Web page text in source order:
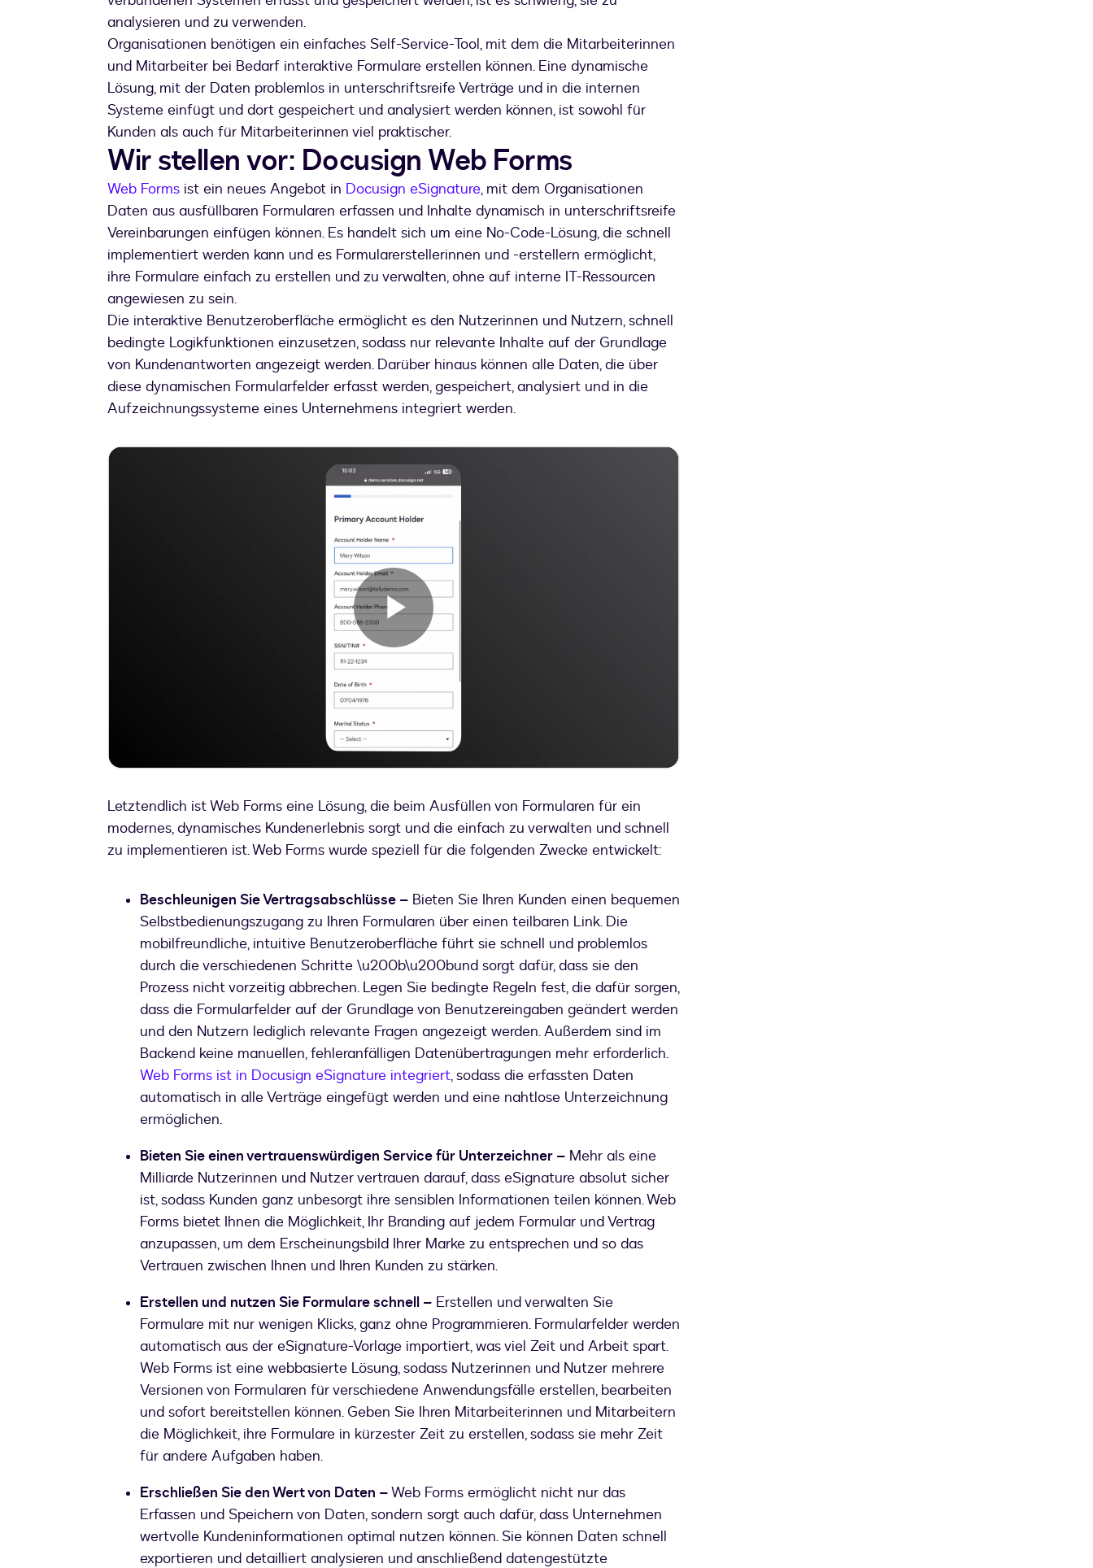
analysieren und zu verwenden.
Organisationen benötigen ein einfaches Self-Service-Tool, mit dem die Mitarbeiterinnen
und Mitarbeiter bei Bedarf interaktive Formulare erstellen können. Eine dynamische
Lösung, mit der Daten problemlos in unterschriftsreife Verträge und in die internen
Systeme einfügt und dort gespeichert und analysiert werden können, ist sowohl für
Kunden als auch für Mitarbeiterinnen viel praktischer.
Wir stellen vor: Docusign Web Forms
Web Forms ist ein neues Angebot in Docusign eSignature, mit dem Organisationen
Daten aus ausfüllbaren Formularen erfassen und Inhalte dynamisch in unterschriftsreife
Vereinbarungen einfügen können. Es handelt sich um eine No-Code-Lösung, die schnell
implementiert werden kann und es Formularerstellerinnen und -erstellern ermöglicht,
ihre Formulare einfach zu erstellen und zu verwalten, ohne auf interne IT-Ressourcen
angewiesen zu sein.
Die interaktive Benutzeroberfläche ermöglicht es den Nutzerinnen und Nutzern, schnell
bedingte Logikfunktionen einzusetzen, sodass nur relevante Inhalte auf der Grundlage
von Kundenantworten angezeigt werden. Darüber hinaus können alle Daten, die über
diese dynamischen Formularfelder erfasst werden, gespeichert, analysiert und in die
Aufzeichnungssysteme eines Unternehmens integriert werden.
Play
Video
Letztendlich ist Web Forms eine Lösung, die beim Ausfüllen von Formularen für ein
modernes, dynamisches Kundenerlebnis sorgt und die einfach zu verwalten und schnell
zu implementieren ist. Web Forms wurde speziell für die folgenden Zwecke entwickelt:
Beschleunigen Sie Vertragsabschlüsse – Bieten Sie Ihren Kunden einen bequemen
Selbstbedienungszugang zu Ihren Formularen über einen teilbaren Link. Die
mobilfreundliche, intuitive Benutzeroberfläche führt sie schnell und problemlos
durch die verschiedenen Schritte \u200b\u200bund sorgt dafür, dass sie den
Prozess nicht vorzeitig abbrechen. Legen Sie bedingte Regeln fest, die dafür sorgen,
dass die Formularfelder auf der Grundlage von Benutzereingaben geändert werden
und den Nutzern lediglich relevante Fragen angezeigt werden. Außerdem sind im
Backend keine manuellen, fehleranfälligen Datenübertragungen mehr erforderlich.
Web Forms ist in Docusign eSignature integriert, sodass die erfassten Daten
automatisch in alle Verträge eingefügt werden und eine nahtlose Unterzeichnung
ermöglichen.
Bieten Sie einen vertrauenswürdigen Service für Unterzeichner – Mehr als eine
Milliarde Nutzerinnen und Nutzer vertrauen darauf, dass eSignature absolut sicher
ist, sodass Kunden ganz unbesorgt ihre sensiblen Informationen teilen können. Web
Forms bietet Ihnen die Möglichkeit, Ihr Branding auf jedem Formular und Vertrag
anzupassen, um dem Erscheinungsbild Ihrer Marke zu entsprechen und so das
Vertrauen zwischen Ihnen und Ihren Kunden zu stärken.
Erstellen und nutzen Sie Formulare schnell – Erstellen und verwalten Sie
Formulare mit nur wenigen Klicks, ganz ohne Programmieren. Formularfelder werden
automatisch aus der eSignature-Vorlage importiert, was viel Zeit und Arbeit spart.
Web Forms ist eine webbasierte Lösung, sodass Nutzerinnen und Nutzer mehrere
Versionen von Formularen für verschiedene Anwendungsfälle erstellen, bearbeiten
und sofort bereitstellen können. Geben Sie Ihren Mitarbeiterinnen und Mitarbeitern
die Möglichkeit, ihre Formulare in kürzester Zeit zu erstellen, sodass sie mehr Zeit
für andere Aufgaben haben.
Erschließen Sie den Wert von Daten –Web Forms ermöglicht nicht nur das
Erfassen und Speichern von Daten, sondern sorgt auch dafür, dass Unternehmen
wertvolle Kundeninformationen optimal nutzen können. Sie können Daten schnell
exportieren und detailliert analysieren und anschließend datengestützte